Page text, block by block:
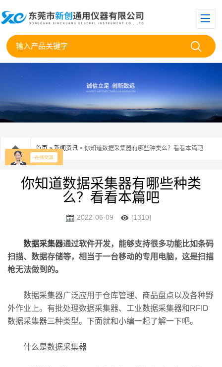
首页>新闻资讯 > 你知道数据采集器有哪些种类么？看看本篇吧
你知道数据采集器有哪些种类
么？看看本篇吧
2022-06-09 [1310]
数据采集器通过软件开发，能够支持很多功能比如条码
扫描、数据存储等，相当于一台移动的专用电脑，这是扫描
枪无法做到的。
数据采集器广泛应用于仓库管理、商品盘点以及各种野
外作业上。有批处理数据采集器、工业数据采集器和RFID
数据采集器三种类型。下面就和小编一起了解一下吧。
什么是数据采集器